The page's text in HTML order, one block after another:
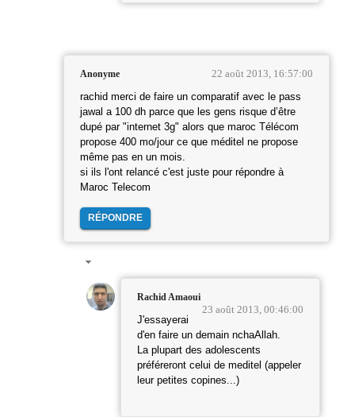
Anonyme 22 août 2013, 16:57:00
rachid merci de faire un comparatif avec le pass
jawal a 100 dh parce que les gens risque d’être
dupé par "internet 3g" alors que maroc Télécom
propose 400 mo/jour ce que méditel ne propose
même pas en un mois.
si ils l'ont relancé c'est juste pour répondre à
Maroc Telecom
RÉPONDRE
Rachid Amaoui
23 août 2013, 00:46:00
J'essayerai
d'en faire un demain nchaAllah.
La plupart des adolescents
préféreront celui de meditel (appeler
leur petites copines...)